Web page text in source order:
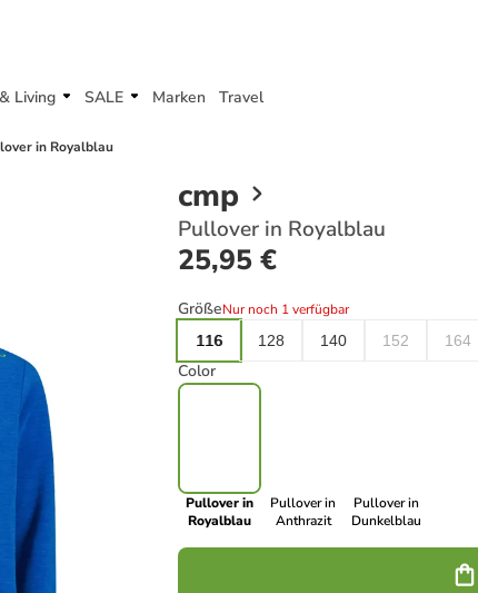
Living SALE Marken Travel
in Royalblau
cmp
Pullover in Royalblau
25,95 €
GrößeNur noch 1 verfügbar
116
128 140 152 164
Color
Pullover in
Royalblau
Pullover in
Anthrazit
Pullover in
Dunkelblau